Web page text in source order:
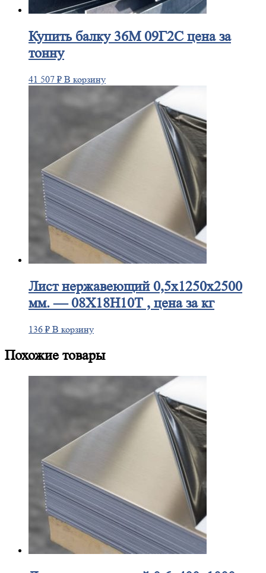
Купитьбалку 36М 09Г2С цена за
тонну
41 507 ₽ В корзину
Листнержавеющий 0,5x1250x2500
мм. — 08Х18Н10Т , цена за кг
136 ₽ В корзину
Похожие товары